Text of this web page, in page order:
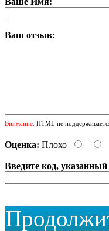
Ваш отзыв:
Внимание: HTML не
Оценка: Плохо
Введите код,